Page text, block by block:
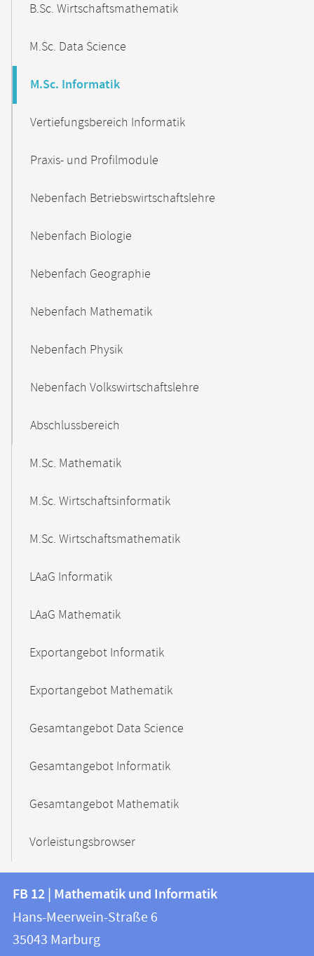
B.Sc. Wirtschaftsmathematik
M.Sc. Data Science
M.Sc. Informatik
Vertiefungsbereich Informatik
Praxis- und Profilmodule
Nebenfach Betriebswirtschaftslehre
Nebenfach Biologie
Nebenfach Geographie
Nebenfach Mathematik
Nebenfach Physik
Nebenfach Volkswirtschaftslehre
Abschlussbereich
M.Sc. Mathematik
M.Sc. Wirtschaftsinformatik
M.Sc. Wirtschaftsmathematik
LAaG Informatik
LAaG Mathematik
Exportangebot Informatik
Exportangebot Mathematik
Gesamtangebot Data Science
Gesamtangebot Informatik
Gesamtangebot Mathematik
Vorleistungsbrowser
Kontakt
und
Informationen
FB
12
|
FB 12 | Mathematik und Informatik
Hans-Meerwein-Straße 6
35043 Marburg